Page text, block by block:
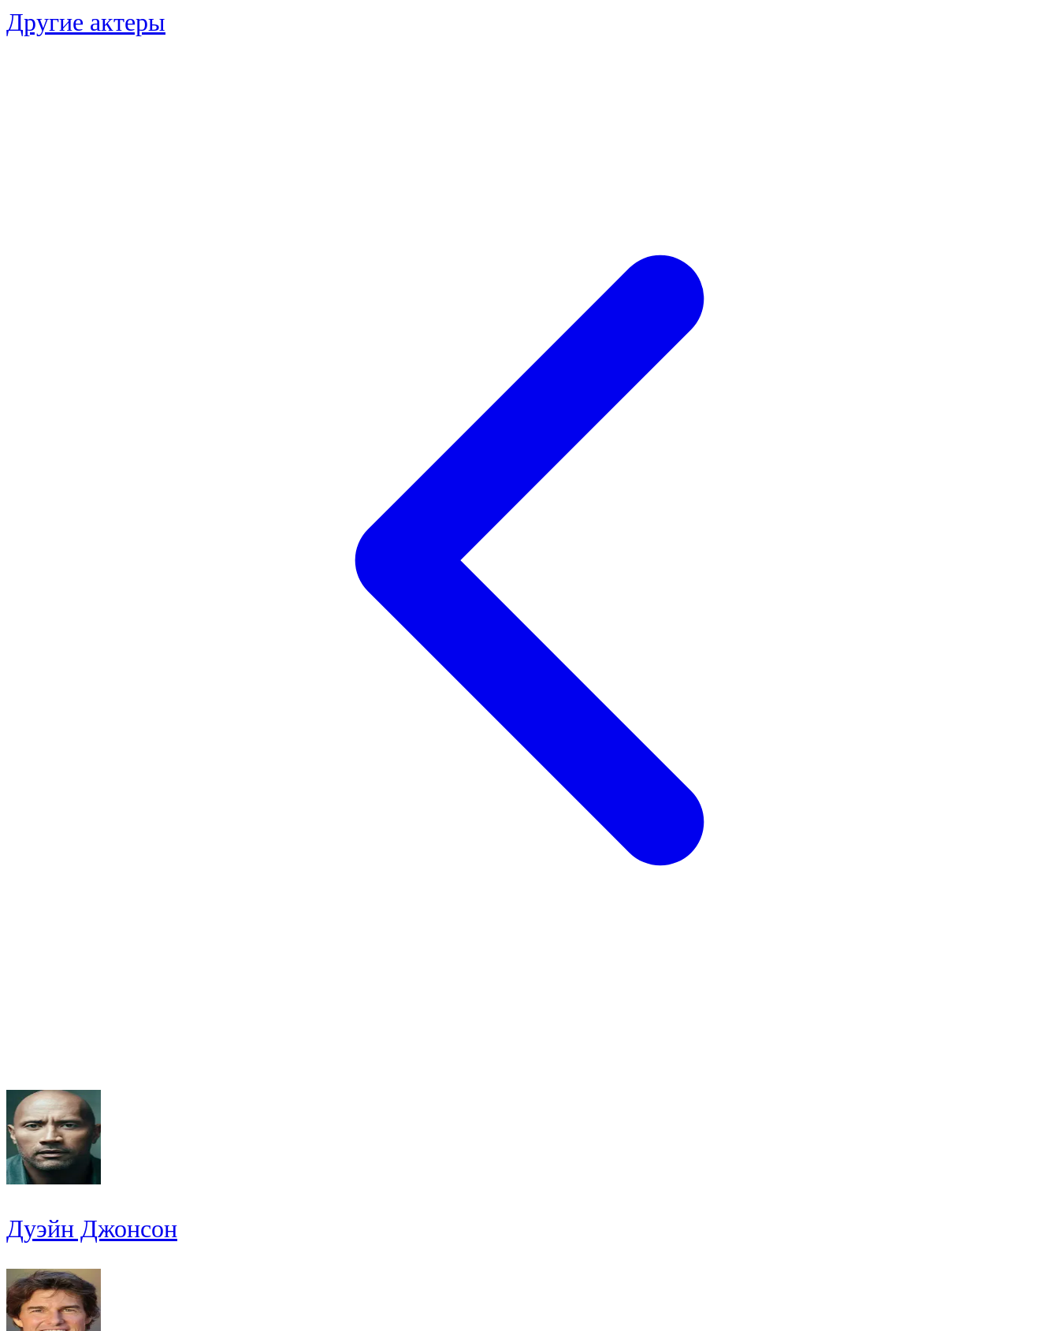
Другие актеры
Дуэйн Джонсон